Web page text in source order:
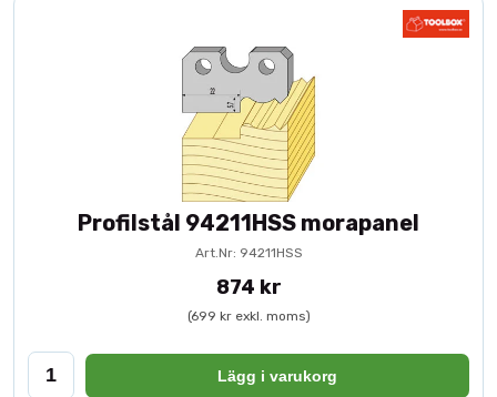
Profilstål 94211HSS morapanel
Art.Nr: 94211HSS
874 kr
(699 kr exkl. moms)
Lägg i varukorg